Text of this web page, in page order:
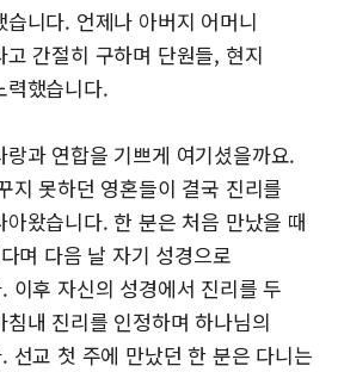
니다. 언제나 아버지 어머니
간절히 구하며 단원들, 현지
력했습니다.
과 연합을 기쁘게 여기셨을까요.
지 못하던 영혼들이 결국 진리를
왔습니다. 한 분은 처음 만났을 때
며 다음 날 자기 성경으로
이후 자신의 성경에서 진리를 두
내 진리를 인정하며 하나님의
선교 첫 주에 만났던 한 분은 다니는